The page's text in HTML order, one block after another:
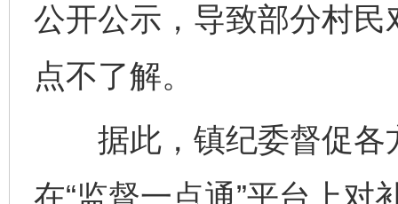
公开公示，导致部分村
点不了解。
据此，镇纪委督促各
在“监督一点通”平台上对